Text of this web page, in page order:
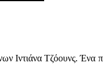
Τζόουνς. Ένα